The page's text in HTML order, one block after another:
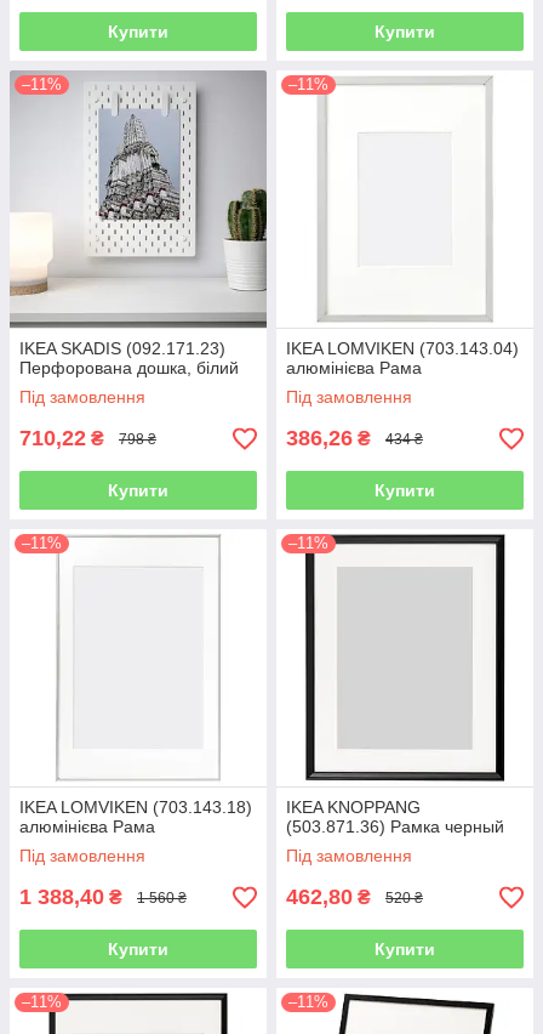
Купити Купити
–11%
IKEA SKADIS (092.171.23)
Перфорована дошка, білий
Під замовлення
710,22 ₴ 798 ₴
Купити
–11%
IKEA LOMVIKEN (703.143.04)
алюмінієва Рама
Під замовлення
386,26 ₴ 434 ₴
Купити
–11%
IKEA LOMVIKEN (703.143.18)
алюмінієва Рама
Під замовлення
1 388,40 ₴ 1 560 ₴
Купити
–11%
IKEA KNOPPANG
(503.871.36) Рамка черный
Під замовлення
462,80 ₴ 520 ₴
Купити
–11% –11%